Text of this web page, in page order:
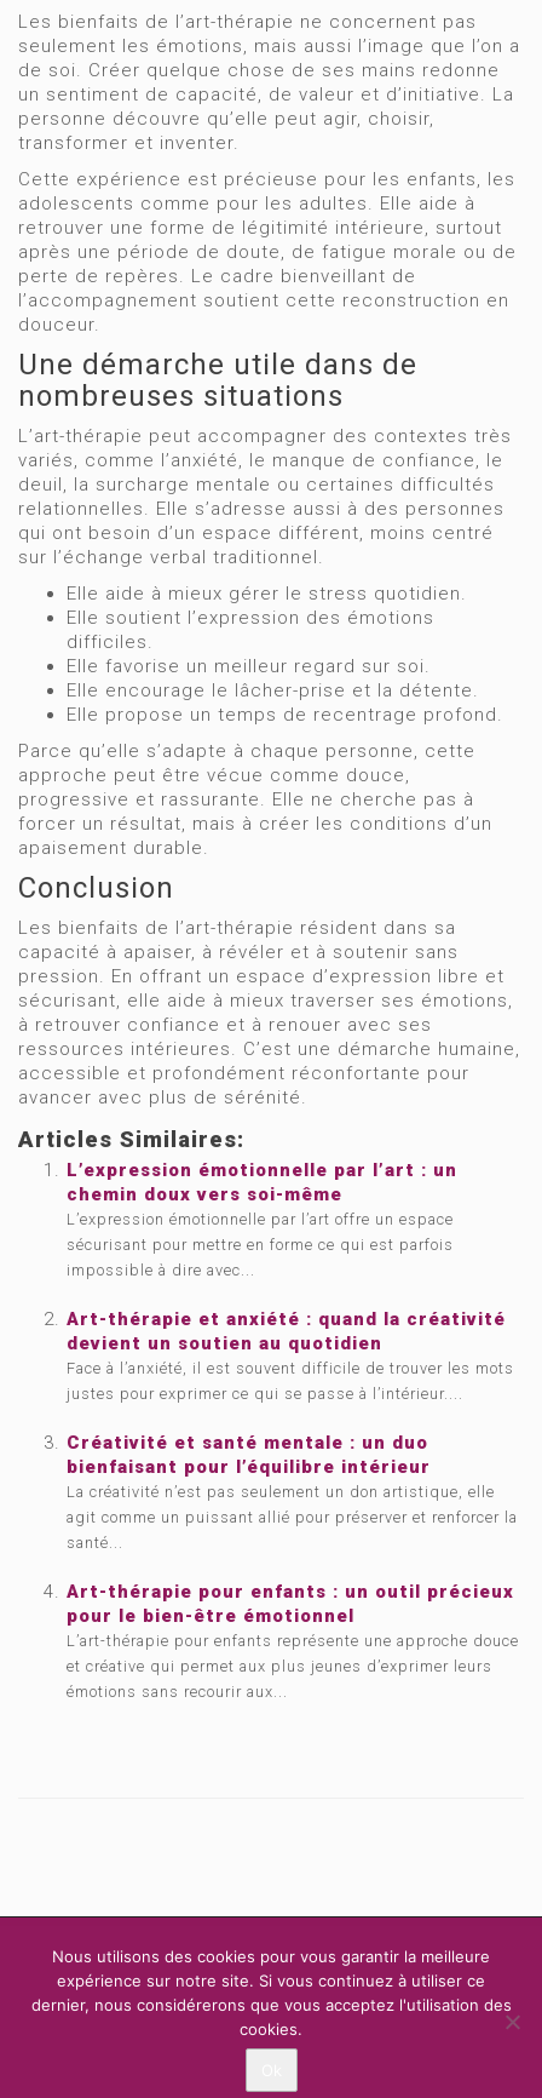
Les bienfaits de l’art-thérapie ne concernent pas
seulement les émotions, mais aussi l’image que l’on a
de soi. Créer quelque chose de ses mains redonne
un sentiment de capacité, de valeur et d’initiative. La
personne découvre qu’elle peut agir, choisir,
transformer et inventer.
Cette expérience est précieuse pour les enfants, les
adolescents comme pour les adultes. Elle aide à
retrouver une forme de légitimité intérieure, surtout
après une période de doute, de fatigue morale ou de
perte de repères. Le cadre bienveillant de
l’accompagnement soutient cette reconstruction en
douceur.
Une démarche utile dans de
nombreuses situations
L’art-thérapie peut accompagner des contextes très
variés, comme l’anxiété, le manque de confiance, le
deuil, la surcharge mentale ou certaines difficultés
relationnelles. Elle s’adresse aussi à des personnes
qui ont besoin d’un espace différent, moins centré
sur l’échange verbal traditionnel.
Elle aide à mieux gérer le stress quotidien.
Elle soutient l’expression des émotions
difficiles.
Elle favorise un meilleur regard sur soi.
Elle encourage le lâcher-prise et la détente.
Elle propose un temps de recentrage profond.
Parce qu’elle s’adapte à chaque personne, cette
approche peut être vécue comme douce,
progressive et rassurante. Elle ne cherche pas à
forcer un résultat, mais à créer les conditions d’un
apaisement durable.
Conclusion
Les bienfaits de l’art-thérapie résident dans sa
capacité à apaiser, à révéler et à soutenir sans
pression. En offrant un espace d’expression libre et
sécurisant, elle aide à mieux traverser ses émotions,
à retrouver confiance et à renouer avec ses
ressources intérieures. C’est une démarche humaine,
accessible et profondément réconfortante pour
avancer avec plus de sérénité.
Articles Similaires:
L’expression émotionnelle par l’art : un
chemin doux vers soi-même
L’expression émotionnelle par l’art offre un espace
sécurisant pour mettre en forme ce qui est parfois
impossible à dire avec...
Art-thérapie et anxiété : quand la créativité
devient un soutien au quotidien
Face à l’anxiété, il est souvent difficile de trouver les mots
justes pour exprimer ce qui se passe à l’intérieur....
Créativité et santé mentale : un duo
bienfaisant pour l’équilibre intérieur
La créativité n’est pas seulement un don artistique, elle
agit comme un puissant allié pour préserver et renforcer la
santé...
Art-thérapie pour enfants : un outil précieux
pour le bien-être émotionnel
L’art-thérapie pour enfants représente une approche douce
et créative qui permet aux plus jeunes d’exprimer leurs
émotions sans recourir aux...
Copyright © 2015, 2026 Art Thérapie Belgique. Tous droits réservés.
Privium – Des services qui soutiennent vos soins. Pour psychologues,
psychotherapeutes et hypnotherapeutes.
RGPD - Politique de Protection de la Vie Privée
Nous utilisons des cookies pour vous garantir la meilleure
expérience sur notre site. Si vous continuez à utiliser ce
dernier, nous considérerons que vous acceptez l'utilisation des
cookies.